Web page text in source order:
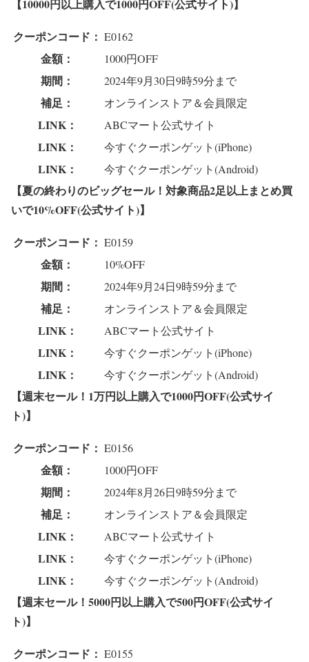
【10000円以上購入で1000円OFF(公式サイト)】
クーポンコード： E0162
金額： 1000円OFF
期間： 2024年9月30日9時59分まで
補足： オンラインストア＆会員限定
LINK： ABCマート公式サイト
LINK： 今すぐクーポンゲット(iPhone)
LINK： 今すぐクーポンゲット(Android)
【夏の終わりのビッグセール！対象商品2足以上まとめ買
いで10%OFF(公式サイト)】
クーポンコード： E0159
金額： 10%OFF
期間： 2024年9月24日9時59分まで
補足： オンラインストア＆会員限定
LINK： ABCマート公式サイト
LINK： 今すぐクーポンゲット(iPhone)
LINK： 今すぐクーポンゲット(Android)
【週末セール！1万円以上購入で1000円OFF(公式サイ
ト)】
クーポンコード： E0156
金額： 1000円OFF
期間： 2024年8月26日9時59分まで
補足： オンラインストア＆会員限定
LINK： ABCマート公式サイト
LINK： 今すぐクーポンゲット(iPhone)
LINK： 今すぐクーポンゲット(Android)
【週末セール！5000円以上購入で500円OFF(公式サイ
ト)】
クーポンコード： E0155